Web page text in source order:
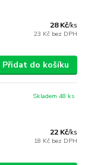
28 Kč/ks
23 Kč bez DPH
Přidat do košíku
22 Kč/ks
18 Kč bez DPH
Skladem 48 ks